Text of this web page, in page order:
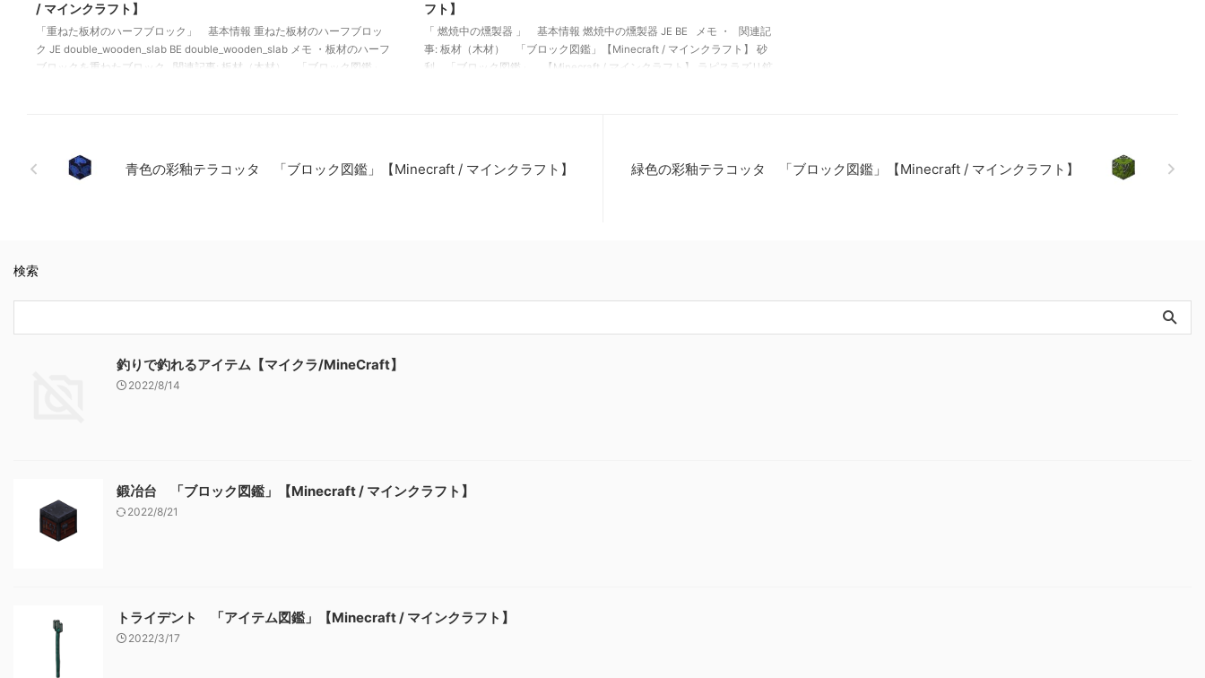
/ マインクラフト】
「重ねた板材のハーフブロック」 基本情報 重ねた板材のハーフブロッ
ク JE double_wooden_slab BE double_wooden_slab メモ ・板材のハーフ
ブロックを重ねたブロック 関連記事: 板材（木材） 「ブロック図鑑」
フト】
「 燃焼中の燻製器 」 基本情報 燃焼中の燻製器 JE BE メモ ・ 関連記
事: 板材（木材） 「ブロック図鑑」【Minecraft / マインクラフト】 砂
利 「ブロック図鑑」 【Minecraft / マインクラフト】 ラピスラズリ鉱
青色の彩釉テラコッタ 「ブロック図鑑」【Minecraft / マインクラフト】 緑色の彩釉テラコッタ 「ブロック図鑑」【Minecraft / マインクラフト】
検索
釣りで釣れるアイテム【マイクラ/MineCraft】
2022/8/14
鍛冶台 「ブロック図鑑」【Minecraft / マインクラフト】
2022/8/21
トライデント 「アイテム図鑑」【Minecraft / マインクラフト】
2022/3/17